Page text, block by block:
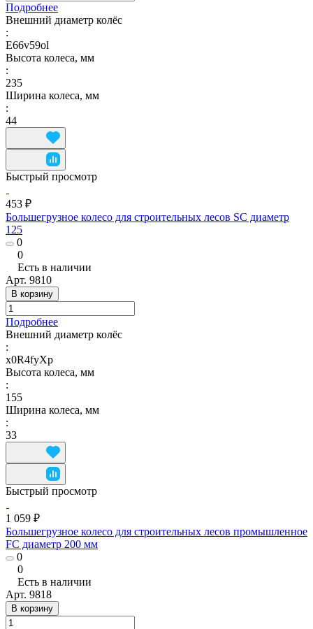
Подробнее
Внешний диаметр колёс
:
E66v59ol
Высота колеса, мм
:
235
Ширина колеса, мм
:
44
Быстрый просмотр
453 ₽
Большегрузное колесо для строительных лесов SC диаметр
125
0
0
Есть в наличии
Арт. 9810
В корзину
Подробнее
Внешний диаметр колёс
:
x0R4fyXp
Высота колеса, мм
:
155
Ширина колеса, мм
:
33
Быстрый просмотр
1 059 ₽
Большегрузное колесо для строительных лесов промышленное
FC диаметр 200 мм
0
0
Есть в наличии
Арт. 9818
В корзину